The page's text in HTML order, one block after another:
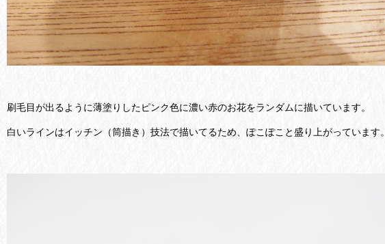
刷毛目が出るように薄塗りしたピンク色に濃い赤のお花をランダムに描いています。
白いラインはイッチン（筒描き）技法で描いてるため、ぽこぽこと盛り上がっています。